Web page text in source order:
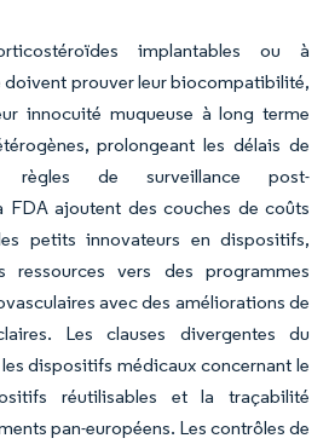
implantables ou à
doivent prouver leur biocompatibilité,
innocuité muqueuse à long terme
prolongeant les délais de
règles de surveillance post-
FDA ajoutent des couches de coûts
petits innovateurs en dispositifs,
ressources vers des programmes
avec des améliorations de
Les clauses divergentes du
dispositifs médicaux concernant le
réutilisables et la traçabilité
pan-européens. Les contrôles de